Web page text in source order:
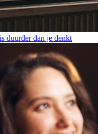
duurder dan je denkt